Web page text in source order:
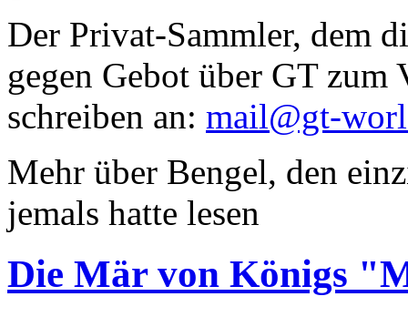
Der Privat-Sammler, dem
gegen Gebot über GT zum
schreiben an: mail@gt-
Mehr über Bengel, den
jemals hatte lesen
Die Mär von Königs